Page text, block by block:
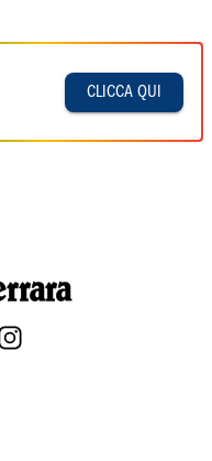
CLICCA QUI